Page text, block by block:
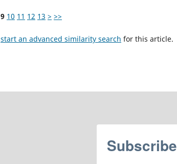
9 10 11 12 13 > >>
start an advanced similarity search for this article.